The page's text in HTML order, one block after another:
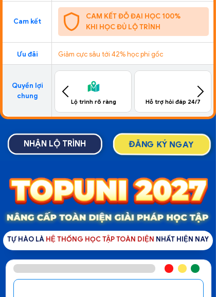
CAM KẾT ĐỖ ĐẠI HỌC 100%
KHI HỌC ĐỦ LỘ TRÌNH
Cam kết
Ưu đãi Giảm cực sâu tới 42% học phí gốc
rõ ràng Hỗ trợ hỏi đáp 24/7 Đồng hành tới đích
Quyền lợi
chung
NHẬN LỘ TRÌNH ĐĂNG KÝ NGAY
TỰ HÀO LÀHỆ THỐNG HỌC TẬP TOÀN DIỆN NHẤT HIỆN NAY